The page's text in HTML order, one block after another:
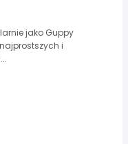
jako Guppy
i